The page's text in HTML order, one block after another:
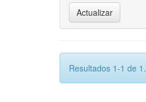
Resultados 1-1 de 1.